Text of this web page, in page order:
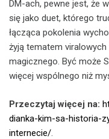
DM-ach, pewne jest, że
się jako duet, którego
łącząca pokolenia
żyją tematem
magicznego. Być może
więcej wspólnego niż
Przeczytaj więcej na:
dianka-kim-sa-historia-
internecie/